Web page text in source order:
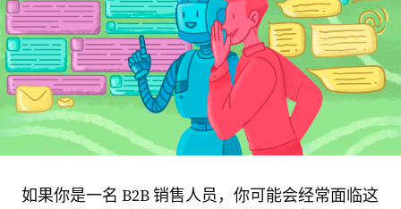
如果你是一名 B2B 销售人员，你可能会经常面临这